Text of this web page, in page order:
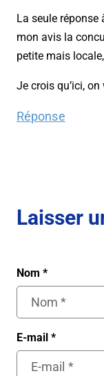
La seule
mon avis la
petite mais
Je crois qu’ici,
Réponse
Laisser
Nom *
E-mail *